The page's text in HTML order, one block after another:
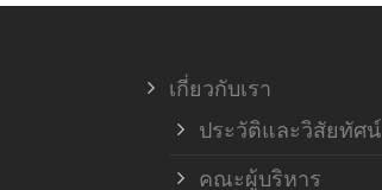
เกี่ยวกับเรา
ประวัติและวิสัยทัศน์
คณะผู้บริหาร